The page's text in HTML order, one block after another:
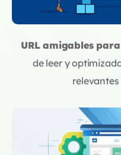
URL amigables para
de leer y